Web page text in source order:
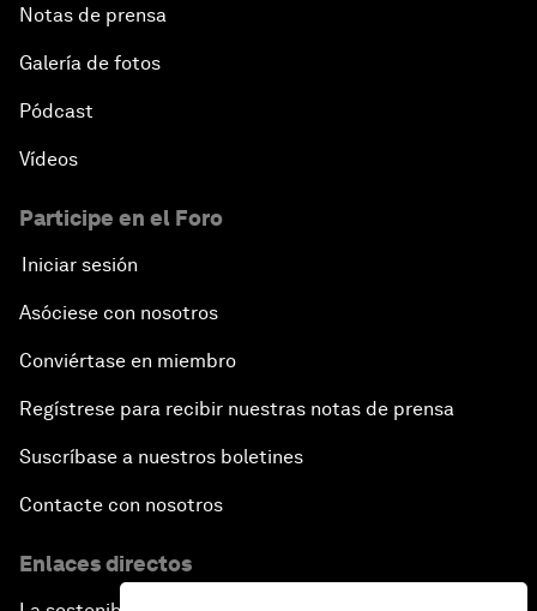
Notas de prensa
Galería de fotos
Pódcast
Vídeos
Participe en el Foro
Iniciar sesión
Asóciese con nosotros
Conviértase en miembro
Regístrese para recibir nuestras notas de prensa
Suscríbase a nuestros boletines
Contacte con nosotros
Enlaces directos